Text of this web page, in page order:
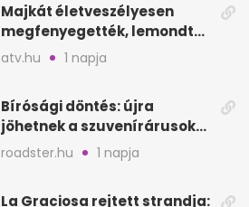
Majkát életveszélyesen
megfenyegették, lemondta
a sepsiszentgyörgyi
atv.hu 1 napja
Bírósági döntés: újra
jöhetnek a szuvenírárusok
Európa ikonikus helyére
roadster.hu 1 napja
La Graciosa rejtett strandja: